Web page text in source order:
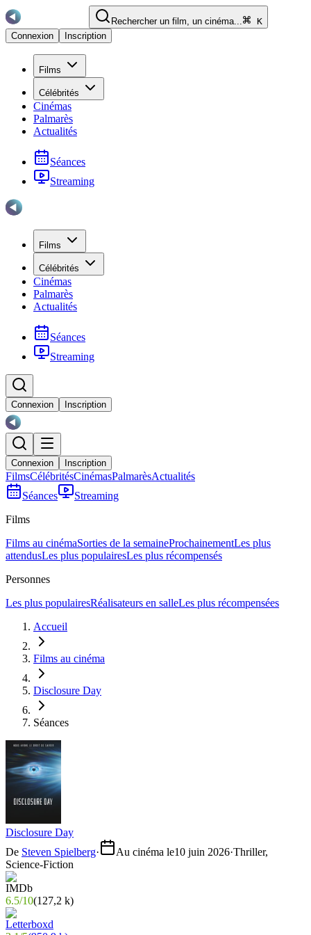
Rechercher un film, un cinéma...
K
Connexion
Inscription
Films
Célébrités
Cinémas
Palmarès
Actualités
Séances
Streaming
Films
Célébrités
Cinémas
Palmarès
Actualités
Séances
Streaming
Connexion Inscription
Connexion Inscription
FilmsCélébritésCinémasPalmarèsActualités
Séances
Streaming
Films
Films au cinémaSorties de la semaineProchainementLes plus
attendusLes plus populairesLes plus récompensés
Personnes
Les plus populairesRéalisateurs en salleLes plus récompensées
Accueil
Films au cinéma
Disclosure Day
Séances
Disclosure Day
De Steven Spielberg· Au cinéma le10 juin 2026·Thriller,
Science-Fiction
6.5/10(127,2 k)